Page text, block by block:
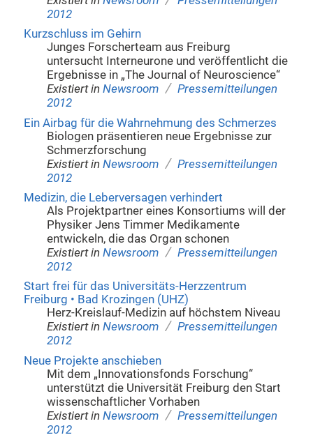
2012
Kurzschluss im Gehirn
Junges Forscherteam aus Freiburg
untersucht Interneurone und veröffentlicht die
Ergebnisse in „The Journal of Neuroscience“
Existiert in Newsroom / Pressemitteilungen
2012
Ein Airbag für die Wahrnehmung des Schmerzes
Biologen präsentieren neue Ergebnisse zur
Schmerzforschung
Existiert in Newsroom / Pressemitteilungen
2012
Medizin, die Leberversagen verhindert
Als Projektpartner eines Konsortiums will der
Physiker Jens Timmer Medikamente
entwickeln, die das Organ schonen
Existiert in Newsroom / Pressemitteilungen
2012
Start frei für das Universitäts-Herzzentrum
Freiburg • Bad Krozingen (UHZ)
Herz-Kreislauf-Medizin auf höchstem Niveau
Existiert in Newsroom / Pressemitteilungen
2012
Neue Projekte anschieben
Mit dem „Innovationsfonds Forschung“
unterstützt die Universität Freiburg den Start
wissenschaftlicher Vorhaben
Existiert in Newsroom / Pressemitteilungen
2012